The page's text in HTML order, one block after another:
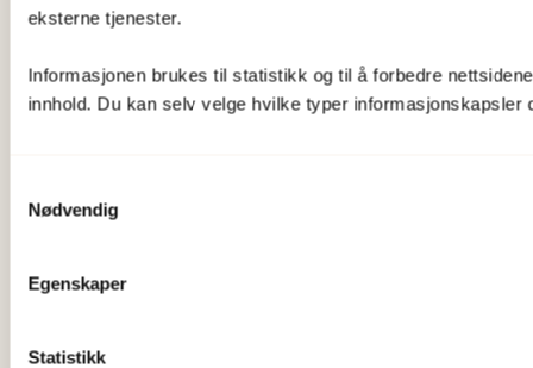
eksterne tjenester.
Informasjonen brukes til statistikk og til å forbedre
innhold. Du kan selv velge hvilke typer informasjonskapsler
Nødvendig
Egenskaper
Statistikk